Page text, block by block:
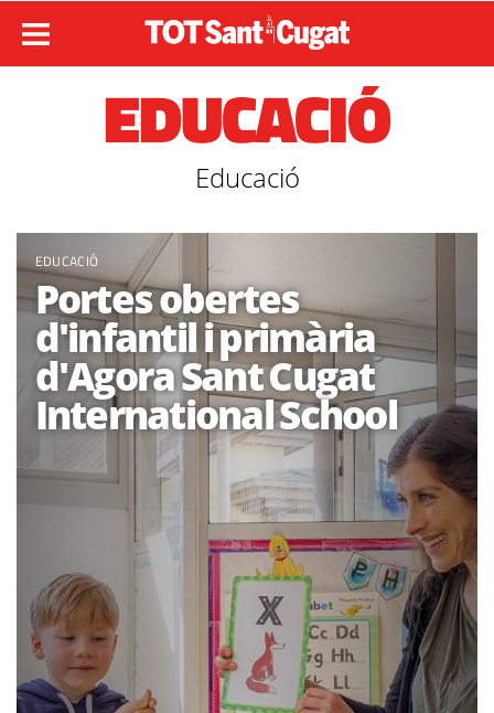
EDUCACIÓ
Educació
EDUCACIÓ
Portes obertes
d'infantil i primària
d'Agora Sant Cugat
International School